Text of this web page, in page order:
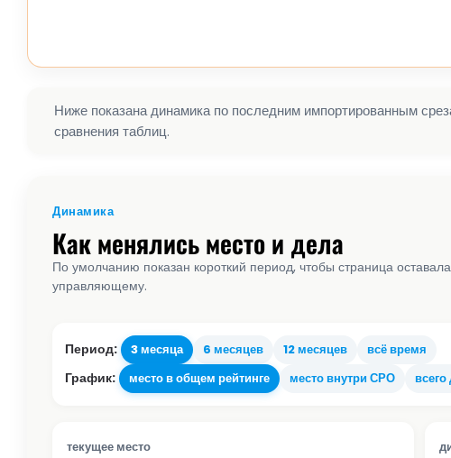
Ниже показана динамика по последним импортированным
сравнения таблиц.
Динамика
Как менялись место и дела
По умолчанию показан короткий период, чтобы страница
управляющему.
Период: 3 месяца 6 месяцев 12 месяцев всё время
График: место в общем рейтинге место внутри СРО всего
текущее место